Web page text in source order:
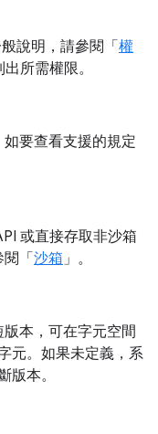
說明，請參閱「 權
所需權限。
要查看支援的規定
或直接存取非沙箱
「 沙箱」。
本，可在字元空間
元。如果未定義，系
版本。